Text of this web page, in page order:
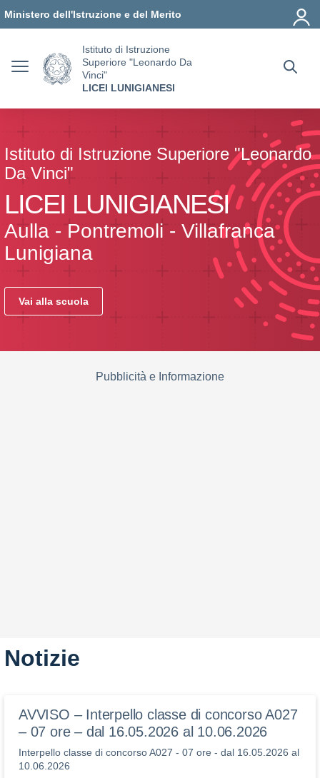
Ministero dell'Istruzione e del Merito
Istituto di Istruzione
Superiore "Leonardo Da
Vinci"
LICEI LUNIGIANESI
Istituto di Istruzione Superiore "Leonardo
Da Vinci"
LICEI LUNIGIANESI
Aulla - Pontremoli - Villafranca
Lunigiana
Vai alla scuola
Pubblicità e Informazione
Notizie
AVVISO – Interpello classe di concorso A027
– 07 ore – dal 16.05.2026 al 10.06.2026
Interpello classe di concorso A027 - 07 ore - dal 16.05.2026 al
10.06.2026